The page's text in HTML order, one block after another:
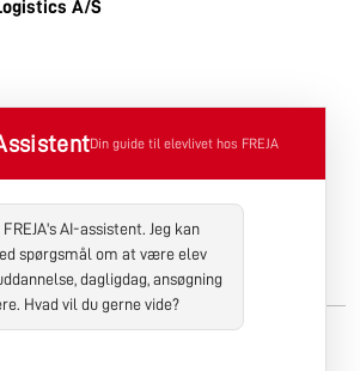
A/S
Din guide til elevlivet hos FREJA
FREJA's AI-assistent. Jeg kan
spørgsmål om at være elev
dagligdag, ansøgning
Hvad vil du gerne vide?